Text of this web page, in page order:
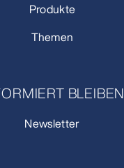
Produkte
Themen
BLEIBEN
Newsletter